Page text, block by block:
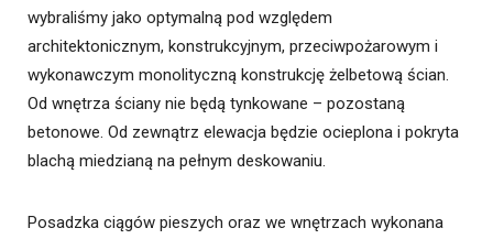
wybraliśmy jako optymalną pod względem
architektonicznym, konstrukcyjnym, przeciwpożarowym i
wykonawczym monolityczną konstrukcję żelbetową ścian.
Od wnętrza ściany nie będą tynkowane – pozostaną
betonowe. Od zewnątrz elewacja będzie ocieplona i pokryta
blachą miedzianą na pełnym deskowaniu.
Posadzka ciągów pieszych oraz we wnętrzach wykonana